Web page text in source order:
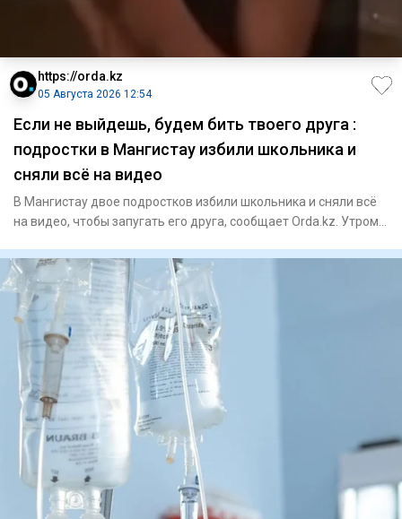
https://orda.kz
05 Августа 2026 12:54
Если не выйдешь, будем бить твоего друга :
подростки в Мангистау избили школьника и
сняли всё на видео
В Мангистау двое подростков избили школьника и сняли всё
на видео, чтобы запугать его друга, сообщает Orda.kz. Утром